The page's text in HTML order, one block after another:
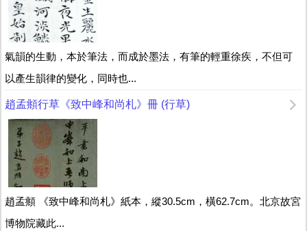
氣韻的生動，本於筆法，而成於墨法，有筆的輕重徐疾，不但可
以產生韻律的變化，同時也...
趙孟頫行草《致中峰和尚札》冊 (行草)
趙孟頫 《致中峰和尚札》紙本，縱30.5cm，橫62.7cm。北京故宮
博物院藏此...